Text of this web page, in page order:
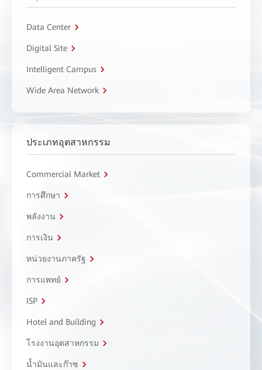
Data Center
Digital Site
Intelligent Campus
Wide Area Network
ประเภทอุตสาหกรรม
Commercial Market
การศึกษา
พลังงาน
การเงิน
หน่วยงานภาครัฐ
การแพทย์
ISP
Hotel and Building
โรงงานอุตสาหกรรม
น้ำมันและก๊าซ